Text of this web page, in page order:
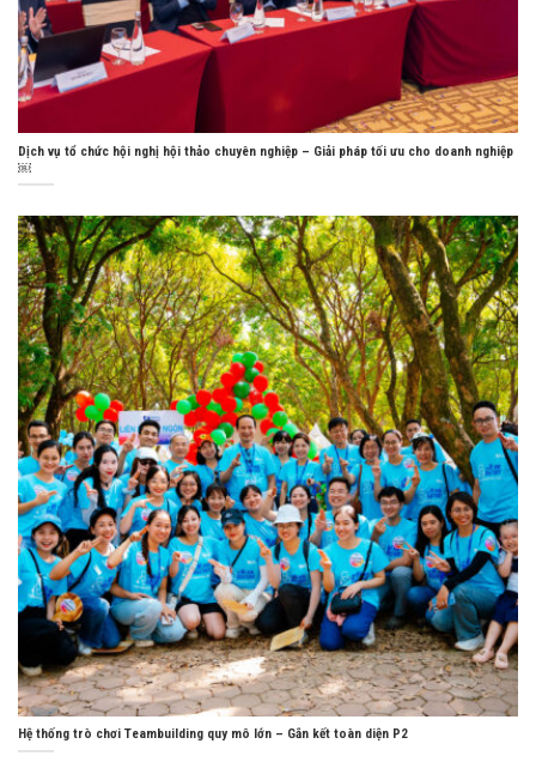
Dịch vụ tổ chức hội nghị hội thảo chuyên nghiệp – Giải pháp tối ưu cho doanh nghiệp
￼
Hệ thống trò chơi Teambuilding quy mô lớn – Gắn kết toàn diện P2